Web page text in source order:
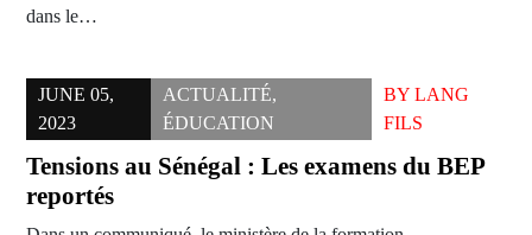
dans le…
JUNE 05,
2023
ACTUALITÉ,
ÉDUCATION
BY LANG
FILS
Tensions au Sénégal : Les examens du BEP
reportés